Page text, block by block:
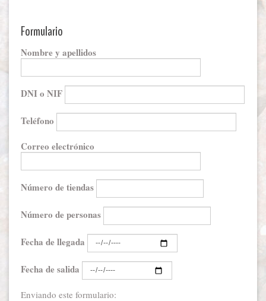
Formulario
Nombre y apellidos
DNI o NIF
Teléfono
Correo electrónico
Número de tiendas
Número de personas
Fecha de llegada
Fecha de salida
Enviando este formulario: